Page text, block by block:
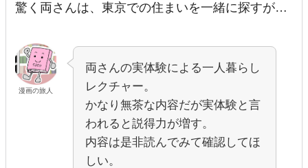
驚く両さんは、東京での住まいを一緒に探すが…
漫画の旅人
両さんの実体験による一人暮らし
レクチャー。
かなり無茶な内容だが実体験と言
われると説得力が増す。
内容は是非読んでみて確認してほ
しい。